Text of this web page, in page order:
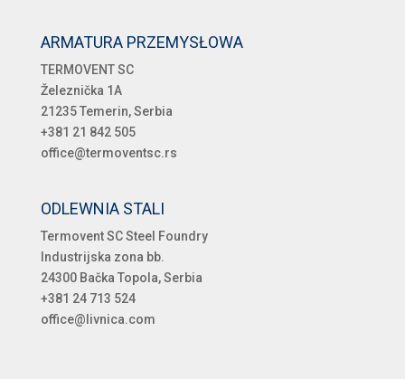
ARMATURA PRZEMYSŁOWA
TERMOVENT SC
Železnička 1A
21235 Temerin, Serbia
+381 21 842 505
office@termoventsc.rs
ODLEWNIA STALI
Termovent SC Steel Foundry
Industrijska zona bb.
24300 Bačka Topola, Serbia
+381 24 713 524
office@livnica.com